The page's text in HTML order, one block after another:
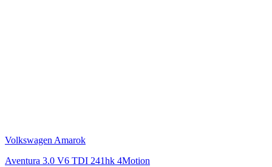
Volkswagen Amarok
Aventura 3.0 V6 TDI 241hk 4Motion